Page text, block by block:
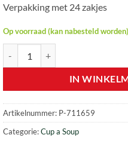
Verpakking met 24 zakjes
Op voorraad (kan nabesteld worden)
IN
Artikelnummer: P-711659
Categorie:Cup a Soup